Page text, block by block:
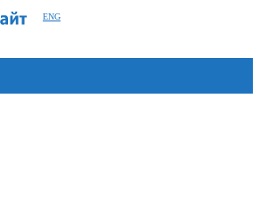
ENG